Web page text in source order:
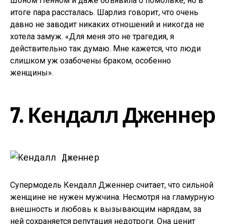
итоге пара рассталась. Шарлиз говорит, что очень
давно не заводит никаких отношений и никогда не
хотела замуж. «Для меня это не трагедия, я
действительно так думаю. Мне кажется, что люди
слишком уж озабочены браком, особенно
женщины».
7. Кендалл Дженнер
Супермодель Кендалл Дженнер считает, что сильной
женщине не нужен мужчина. Несмотря на гламурную
внешность и любовь к вызывающим нарядам, за
ней сохраняется репутация недотроги. Она ценит